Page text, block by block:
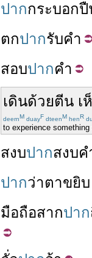
ปากกระบอกปื
ตกปากรับคำ
สอบปากคำ
เดินด้วยตีน เ
deernM duayF dteenM henR
to experience something
สงบปากสงบค
ปากว่าตาขยิบ
มือถือสากปาก